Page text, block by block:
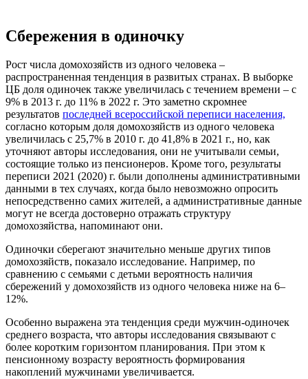
Сбережения в одиночку
Рост числа домохозяйств из одного человека –
распространенная тенденция в развитых странах. В выборке
ЦБ доля одиночек также увеличилась с течением времени – с
9% в 2013 г. до 11% в 2022 г. Это заметно скромнее
результатов последней всероссийской переписи населения,
согласно которым доля домохозяйств из одного человека
увеличилась с 25,7% в 2010 г. до 41,8% в 2021 г., но, как
уточняют авторы исследования, они не учитывали семьи,
состоящие только из пенсионеров. Кроме того, результаты
переписи 2021 (2020) г. были дополнены административными
данными в тех случаях, когда было невозможно опросить
непосредственно самих жителей, а административные данные
могут не всегда достоверно отражать структуру
домохозяйства, напоминают они.
Одиночки сберегают значительно меньше других типов
домохозяйств, показало исследование. Например, по
сравнению с семьями с детьми вероятность наличия
сбережений у домохозяйств из одного человека ниже на 6–
12%.
Особенно выражена эта тенденция среди мужчин-одиночек
среднего возраста, что авторы исследования связывают с
более коротким горизонтом планирования. При этом к
пенсионному возрасту вероятность формирования
накоплений мужчинами увеличивается.